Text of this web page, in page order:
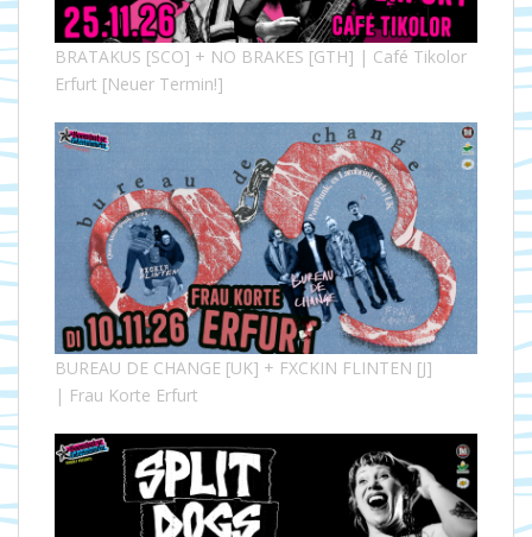
BRATAKUS [SCO] + NO BRAKES [GTH] | Café Tikolor
Erfurt [Neuer Termin!]
BUREAU DE CHANGE [UK] + FXCKIN FLINTEN [J]
| Frau Korte Erfurt